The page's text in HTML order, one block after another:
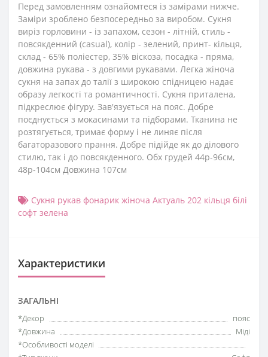
Перед замовленням ознайомтеся із замірами нижче.
Заміри зроблено безпосередньо за виробом. Сукня
виріз горловини - із запахом, сезон - літній, стиль -
повсякденний (casual), колір - зелений, принт- кільця,
склад - 65% поліестер, 35% віскоза, посадка - пряма,
довжина рукава - з довгими рукавами. Легка жіноча
сукня на запах до талії з широкою спідницею надає
образу легкості та романтичності. Сукня приталена,
підкреслює фігуру. Зав'язується на пояс. Добре
поєднується з мокасинами та підборами. Тканина не
розтягується, тримає форму і не линяє після
багаторазового прання. Добре підійде як до ділового
стилю, так і до повсякденного. Обх грудей 44р-96см,
48р-104см Довжина 107см
Сукня рукав фонарик жіноча Актуаль 202 кільця білі
софт зелена
Характеристики
ЗАГАЛЬНІ
*Декор
пояс
*Довжина
Міді
*Особливості моделі